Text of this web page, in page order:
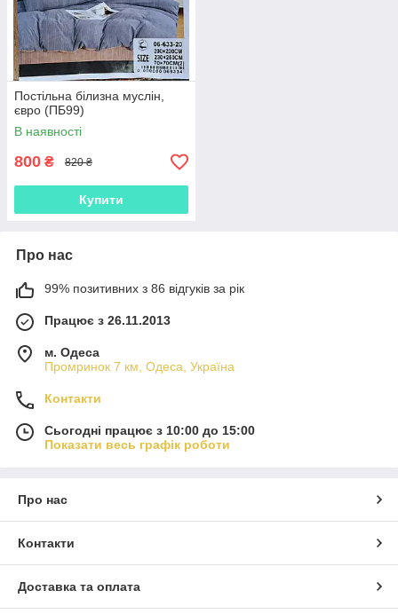
Постільна білизна муслін,
євро (ПБ99)
В наявності
800 ₴ 820 ₴
Купити
Про нас
99% позитивних з 86 відгуків за рік
Працює з 26.11.2013
м. Одеса
Промринок 7 км, Одеса, Україна
Контакти
Сьогодні працює з 10:00 до 15:00
Показати весь графік роботи
Про нас
Контакти
Доставка та оплата